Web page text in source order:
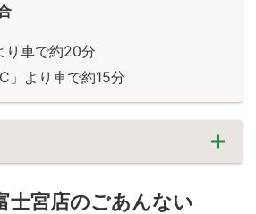
り車で約20分
」より車で約15分
士宮店のごあんない